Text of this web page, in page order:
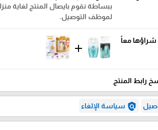
ببساطة نقوم بايصال المنتج لغاية
لموظف التوصيل.
معاً
add
رابط المنتج
policy سياسة الإلغاء